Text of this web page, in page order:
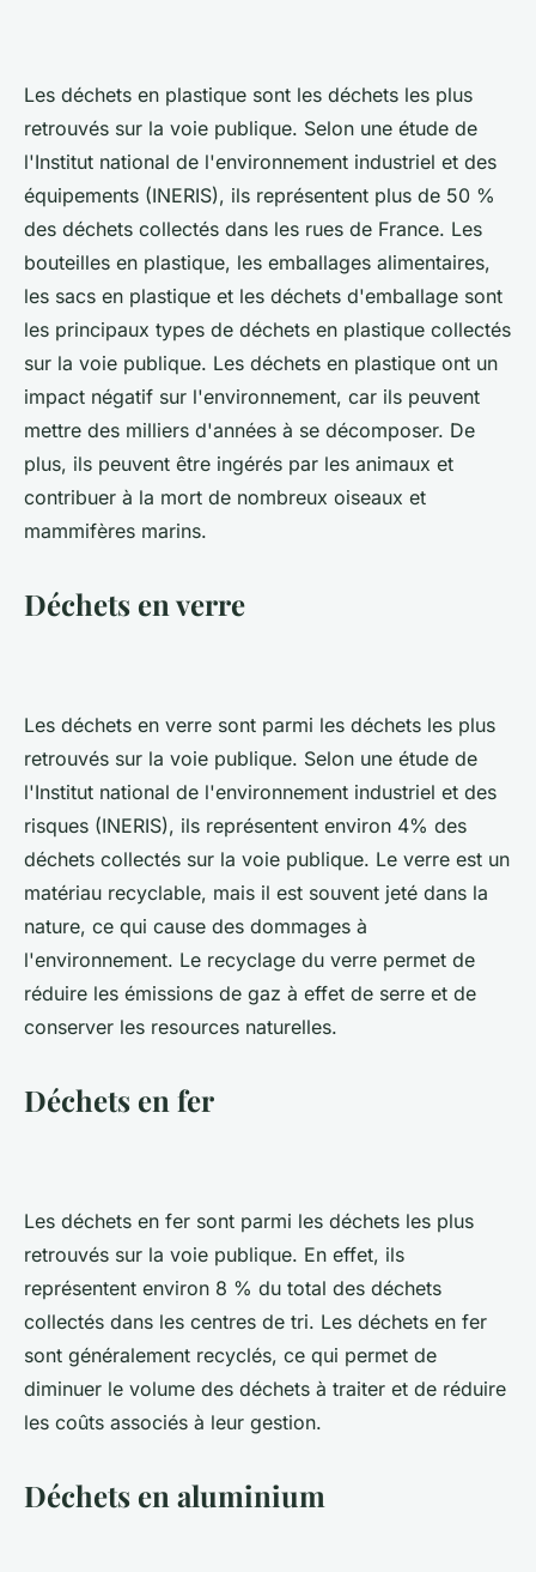
Les déchets en plastique sont les déchets les plus
retrouvés sur la voie publique. Selon une étude de
l'Institut national de l'environnement industriel et des
équipements (INERIS), ils représentent plus de 50 %
des déchets collectés dans les rues de France. Les
bouteilles en plastique, les emballages alimentaires,
les sacs en plastique et les déchets d'emballage sont
les principaux types de déchets en plastique collectés
sur la voie publique. Les déchets en plastique ont un
impact négatif sur l'environnement, car ils peuvent
mettre des milliers d'années à se décomposer. De
plus, ils peuvent être ingérés par les animaux et
contribuer à la mort de nombreux oiseaux et
mammifères marins.
Déchets en verre
Les déchets en verre sont parmi les déchets les plus
retrouvés sur la voie publique. Selon une étude de
l'Institut national de l'environnement industriel et des
risques (INERIS), ils représentent environ 4% des
déchets collectés sur la voie publique. Le verre est un
matériau recyclable, mais il est souvent jeté dans la
nature, ce qui cause des dommages à
l'environnement. Le recyclage du verre permet de
réduire les émissions de gaz à effet de serre et de
conserver les resources naturelles.
Déchets en fer
Les déchets en fer sont parmi les déchets les plus
retrouvés sur la voie publique. En effet, ils
représentent environ 8 % du total des déchets
collectés dans les centres de tri. Les déchets en fer
sont généralement recyclés, ce qui permet de
diminuer le volume des déchets à traiter et de réduire
les coûts associés à leur gestion.
Déchets en aluminium